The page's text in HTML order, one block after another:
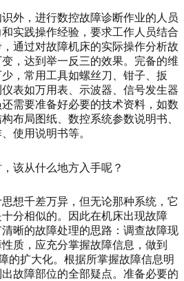
外，进行数控故障诊断作业的人员
实践操作经验，要求工作人员结合
通过对故障机床的实际操作分析故
，达到举一反三的效果。完备的维
，常用工具如螺丝刀、钳子、扳
表如万用表、示波器、信号发生器
需要准备好必要的技术资料，如数
布局图纸、数控系统参数说明书、
使用说明书等。
该从什么地方入手呢？
想千差万异，但无论那种系统，它
分相似的。因此在机床出现故障
晰的故障处理的思路：调查故障现
质，应充分掌握故障信息，做到
的扩大化。根据所掌握故障信息明
故障部位的全部疑点。准备必要的